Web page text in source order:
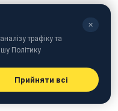
✕
трафіку та
Політику
Прийняти всі